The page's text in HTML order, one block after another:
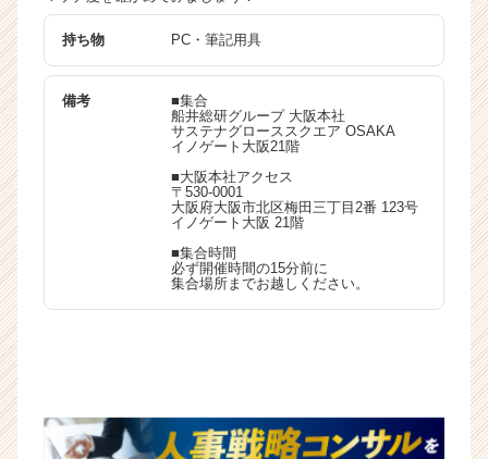
就
活
サ
ト
チ
ア
キ
ャ
リ
ア
（C
h
e
e
持ち物 PC・筆記用具
備考
■集合
船井総研グループ 大阪本社
サステナグローススクエア OSAKA
イノゲート大阪21階
■大阪本社アクセス
〒530-0001
大阪府大阪市北区梅田三丁目2番 123号
イノゲート大阪 21階
■集合時間
必ず開催時間の15分前に
集合場所までお越しください。